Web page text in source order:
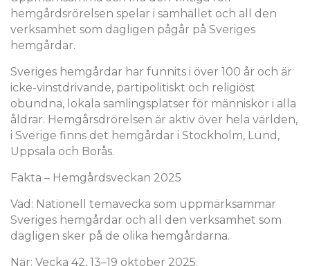
hemgårdsrörelsen spelar i samhället och all den
verksamhet som dagligen pågår på Sveriges
hemgårdar.
Sveriges hemgårdar har funnits i över 100 år och är
icke-vinstdrivande, partipolitiskt och religiöst
obundna, lokala samlingsplatser för människor i alla
åldrar. Hemgårsdrörelsen är aktiv över hela världen,
i Sverige finns det hemgårdar i Stockholm, Lund,
Uppsala och Borås.
Fakta – Hemgårdsveckan 2025
Vad: Nationell temavecka som uppmärksammar
Sveriges hemgårdar och all den verksamhet som
dagligen sker på de olika hemgårdarna.
När: Vecka 42, 13–19 oktober 2025.